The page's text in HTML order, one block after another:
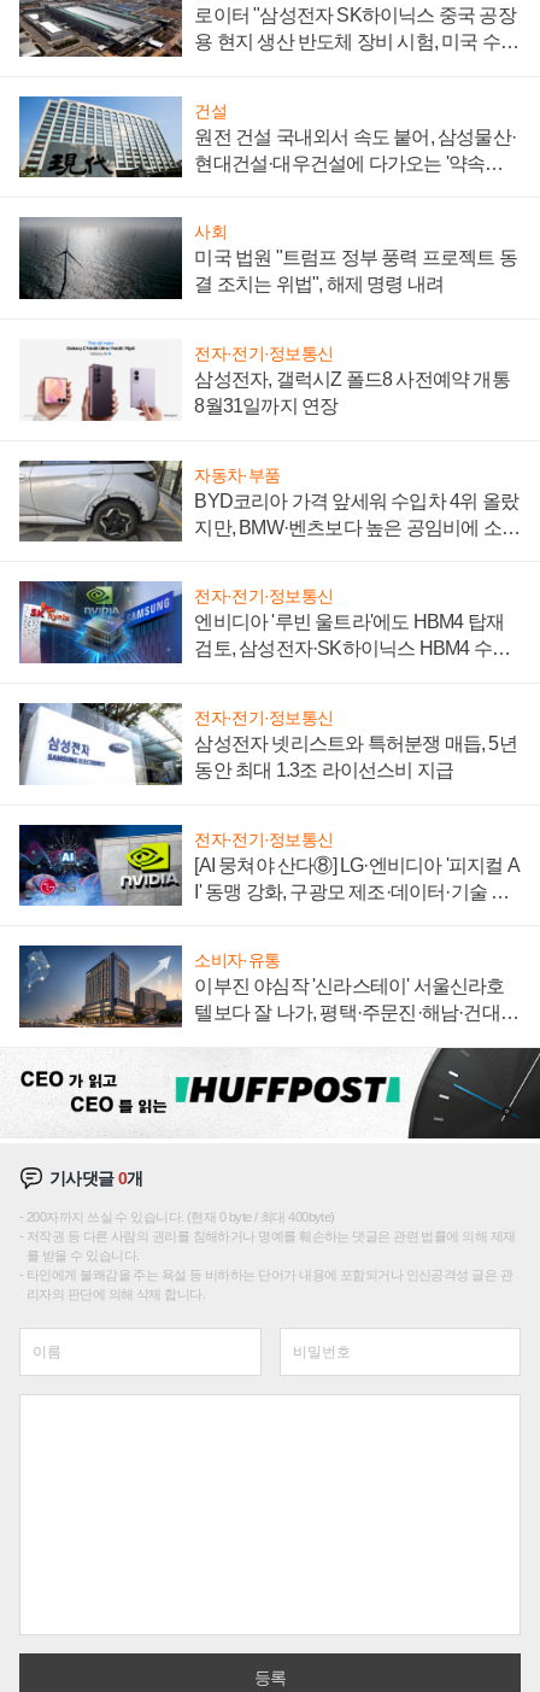
로이터 "삼성전자 SK하이닉스 중국 공장
용 현지 생산 반도체 장비 시험, 미국 수출
건설
원전 건설 국내외서 속도 붙어, 삼성물산·
현대건설·대우건설에 다가오는 '약속의
사회
미국 법원 "트럼프 정부 풍력 프로젝트 동
결 조치는 위법", 해제 명령 내려
전자·전기·정보통신
삼성전자, 갤럭시Z 폴드8 사전예약 개통
8월31일까지 연장
자동차·부품
BYD코리아 가격 앞세워 수입차 4위 올랐
지만, BMW·벤츠보다 높은 공임비에 소비
전자·전기·정보통신
엔비디아 '루빈 울트라'에도 HBM4 탑재
검토, 삼성전자·SK하이닉스 HBM4 수율
전자·전기·정보통신
삼성전자 넷리스트와 특허분쟁 매듭, 5년
동안 최대 1.3조 라이선스비 지급
전자·전기·정보통신
[AI 뭉쳐야 산다⑧] LG·엔비디아 '피지컬 A
I' 동맹 강화, 구광모 제조·데이터·기술 결
소비자·유통
이부진 야심작 '신라스테이' 서울신라호
텔보다 잘 나가, 평택·주문진·해남·건대로
기사댓글0개
200자까지 쓰실 수 있습니다. (현재 0 byte / 최대 400byte)
저작권 등 다른 사람의 권리를 침해하거나 명예를 훼손하는 댓글은 관련 법률에 의해 제재
를 받을 수 있습니다.
타인에게 불쾌감을 주는 욕설 등 비하하는 단어가 내용에 포함되거나 인신공격성 글은 관
리자의 판단에 의해 삭제 합니다.